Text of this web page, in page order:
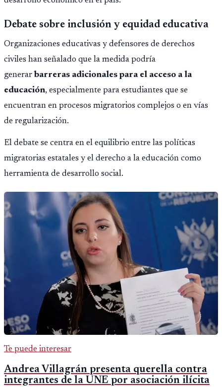
Debate sobre inclusión y equidad educativa
Organizaciones educativas y defensores de derechos
civiles han señalado que la medida podría
generar barreras adicionales para el acceso a la
educación, especialmente para estudiantes que se
encuentran en procesos migratorios complejos o en vías
de regularización.
El debate se centra en el equilibrio entre las políticas
migratorias estatales y el derecho a la educación como
herramienta de desarrollo social.
Te puede interesar
Andrea Villagrán presenta querella contra
integrantes de la UNE por asociación ilícita